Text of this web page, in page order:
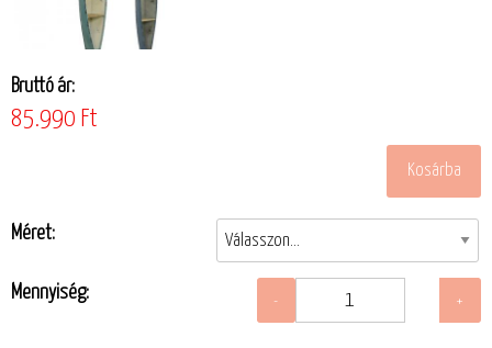
Bruttó ár:
85.990 Ft
Méret:
Mennyiség: